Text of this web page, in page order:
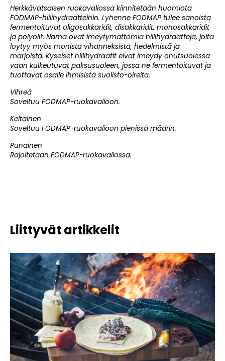
Herkkävatsaisen ruokavaliossa kiinnitetään huomiota
FODMAP-hiilihydraatteihin. Lyhenne FODMAP tulee sanoista
fermentoituvat oligosakkaridit, disakkaridit, monosakkaridit
ja polyolit. Nämä ovat imeytymättömiä hiilihydraatteja, joita
loytyy myös monista vihanneksista, hedelmistä ja
marjoista. Kyseiset hiilihydraatit eivat imeydy ohutsuolessa
vaan kulkeutuvat paksusuoleen, jossa ne fermentoituvat ja
tuottavat osalle ihmisistä suolisto-oireita.
Vihreä
Soveltuu FODMAP-ruokavalioon.
Keltainen
Soveltuu FODMAP-ruokavalioon pienissä määrin.
Punainen
Rajoitetaan FODMAP-ruokavaliossa.
Liittyvät artikkelit